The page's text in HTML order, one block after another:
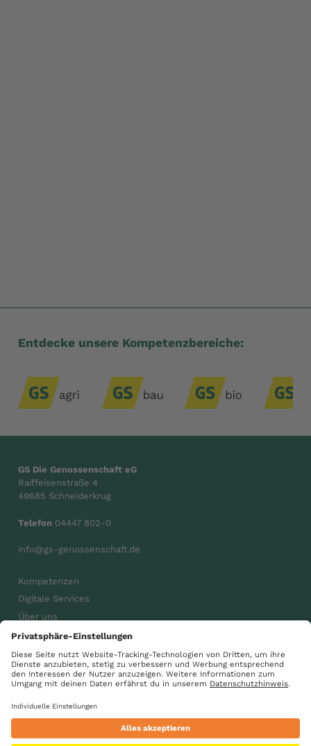
Entdecke unsere Kompetenzbereiche:
GS Die Genossenschaft eG
Raiffeisenstraße 4
49685 Schneiderkrug
Telefon 04447 802-0
info@gs-genossenschaft.de
Kompetenzen
Digitale Services
Über uns
Karriere
Aktuelles
gsdiegenossenschaft
GS Gemeinsam wachsen